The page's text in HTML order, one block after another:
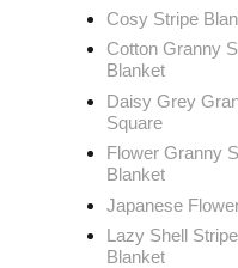
Cosy Stripe
Cotton Granny
Blanket
Daisy Grey
Square
Flower Granny
Blanket
Japanese
Lazy Shell Stripe
Blanket